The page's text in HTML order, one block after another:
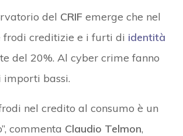
del CRIF emerge che nel
frodi creditizie e i furti di identità
del 20%. Al cyber crime fanno
bassi.
nel credito al consumo è un
commenta Claudio Telmon,